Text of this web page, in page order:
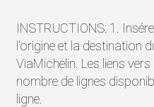
INSTRUCTIONS: 1.
l'origine et la destination
ViaMichelin. Les liens
nombre de lignes
ligne.